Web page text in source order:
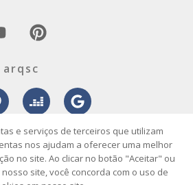
projeto publicidade vídeo podcast
e serviços de terceiros que utilizam
nos ajudam a oferecer uma melhor
no site. Ao clicar no botão "Aceitar" ou
site, você concorda com o uso de